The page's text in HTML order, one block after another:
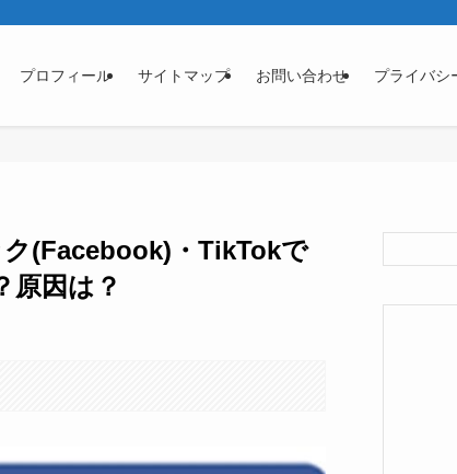
プロフィール サイトマップ お問い合わせ プライバシ
(Facebook)・TikTokで
原因は？